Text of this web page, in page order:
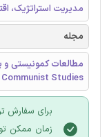
مدیریت استراتژیک،
مجله
Communist Studies
برای سفارش
زمان ممکن